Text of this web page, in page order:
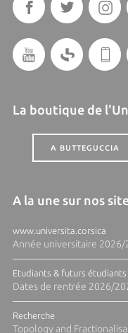
La boutique de
A BUTTEGUCCIA
A la une sur nos
www.universita.corsica
Année universitaire
Etudiants & futurs étudiants
Dates de rentrée 2026/
Recherche
Topology and